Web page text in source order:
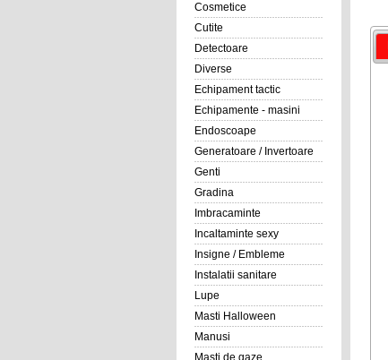
Cosmetice
Cutite
Detectoare
Diverse
Echipament tactic
Echipamente - masini
Endoscoape
Generatoare / Invertoare
Genti
Gradina
Imbracaminte
Incaltaminte sexy
Insigne / Embleme
Instalatii sanitare
Lupe
Masti Halloween
Manusi
Masti de gaze